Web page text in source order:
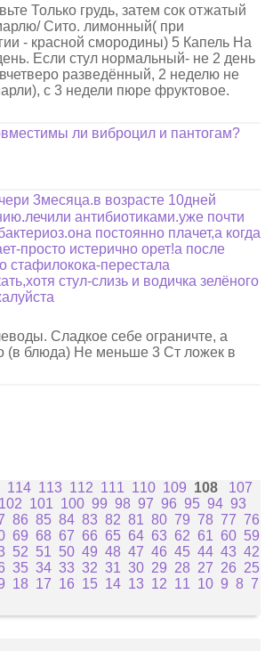
Только грудь, затем сок отжатый
Сито. лимонный( при
- красной смородины) 5 Капель На
Если стул нормальный- не 2 день
разведённый, 2 неделю не
с 3 недели пюре фруктовое.
ли виброцил и пантогам?
3месяца.в возрасте 10дней
антибиотиками.уже почти
постоянно плачет,а когда
просто истерично орет!а после
стафилокока-перестала
стул-слизь и водичка зелёного
Сладкое себе ограничте, а
(в блюда) Не меньше 3 Ст ложек в
114 113 112 111 110 109 108
107
102 101 100 99 98 97 96 95 94 93
86 85 84 83 82 81 80 79 78 77 76
69 68 67 66 65 64 63 62 61 60 59
52 51 50 49 48 47 46 45 44 43 42
35 34 33 32 31 30 29 28 27 26 25
18 17 16 15 14 13 12 11 10 9 8 7